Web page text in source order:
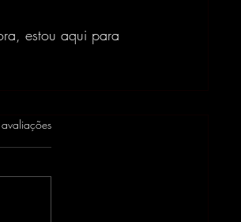
estou aqui para